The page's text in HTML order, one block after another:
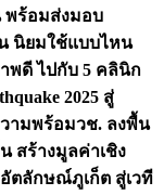
พร้อมส่งมอบ
นิยมใช้แบบไหน
พดี ไปกับ 5 คลินิก
2025 สู่
วามพร้อมวช. ลงพื้น
สร้างมูลค่าเชิง
ตลักษณ์ภูเก็ต สู่เวที